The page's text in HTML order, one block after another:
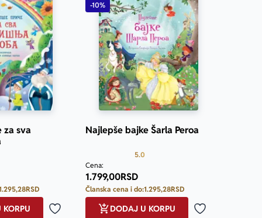
za sva
RSD
Dodaj u omiljene
-10%
Najlepše bajke Šarla Peroa
5.0
Cena:
1.799,00RSD
Članska cena i do:1.295,28RSD
Dodaj u
DODAJ U KORPU